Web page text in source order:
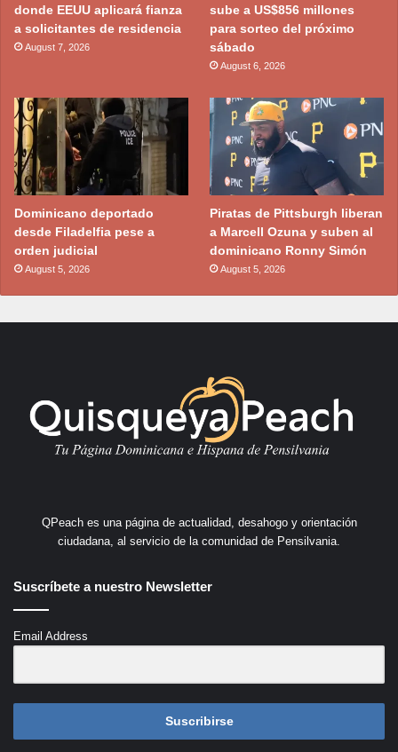
donde EEUU aplicará fianza
a solicitantes de residencia
August 7, 2026
sube a US$856 millones
para sorteo del próximo
sábado
August 6, 2026
Dominicano deportado
desde Filadelfia pese a
orden judicial
August 5, 2026
Piratas de Pittsburgh liberan
a Marcell Ozuna y suben al
dominicano Ronny Simón
August 5, 2026
QPeach es una página de actualidad, desahogo y orientación
ciudadana, al servicio de la comunidad de Pensilvania.
Suscríbete a nuestro Newsletter
Email Address
Suscribirse